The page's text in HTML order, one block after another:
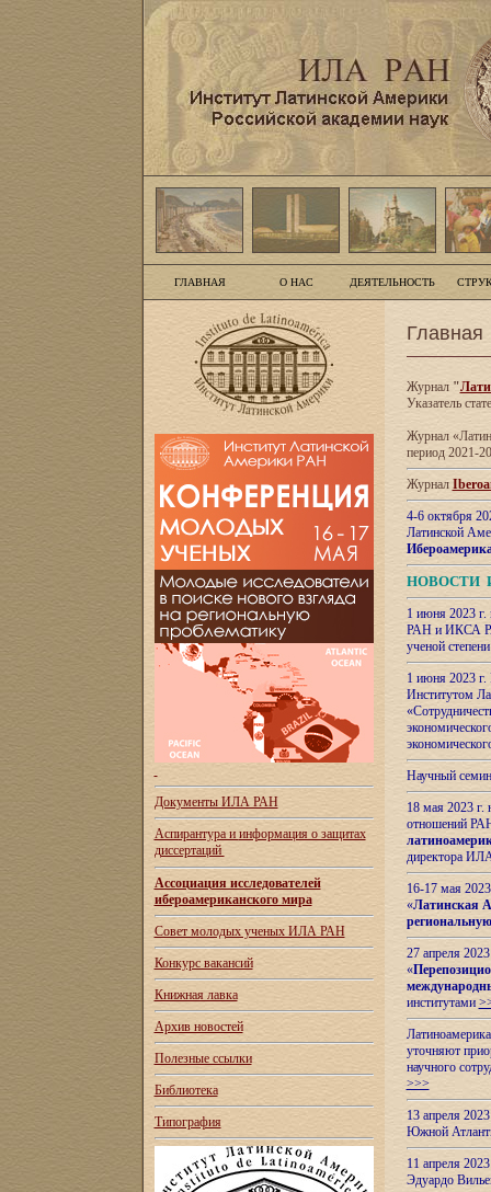
ГЛАВНАЯ О НАС ДЕЯТЕЛЬНОСТЬ
Документы ИЛА РАН
Аспирантура и информация о защитах
диссертаций
Ассоциация исследователей
ибероамериканского мира
Совет молодых ученых ИЛА РАН
Конкурс вакансий
Книжная лавка
Архив новостей
Полезные ссылки
Библиотека
Типография
Главная
Журнал"
Указатель
Журнал
период 2021-
Журнал
4-6 октября
Латинской
НОВОСТИ
1 июня 2023
РАН и ИКСА
ученой
1 июня 2023
Институтом
Научный
18 мая 2023
отношений
директора
16-17 мая
«Латинская
27 апреля
«
институтами
уточняют
научного
>>>
13 апреля
Южной
11 апреля
Эдуардо